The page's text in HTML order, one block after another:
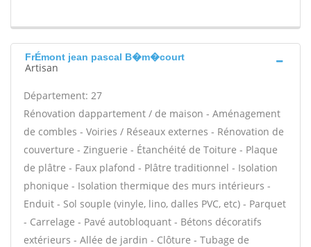
FrÉmont jean pascal B�m�court
Artisan
Département: 27
Rénovation dappartement / de maison - Aménagement
de combles - Voiries / Réseaux externes - Rénovation de
couverture - Zinguerie - Étanchéité de Toiture - Plaque
de plâtre - Faux plafond - Plâtre traditionnel - Isolation
phonique - Isolation thermique des murs intérieurs -
Enduit - Sol souple (vinyle, lino, dalles PVC, etc) - Parquet
- Carrelage - Pavé autobloquant - Bétons décoratifs
extérieurs - Allée de jardin - Clôture - Tubage de